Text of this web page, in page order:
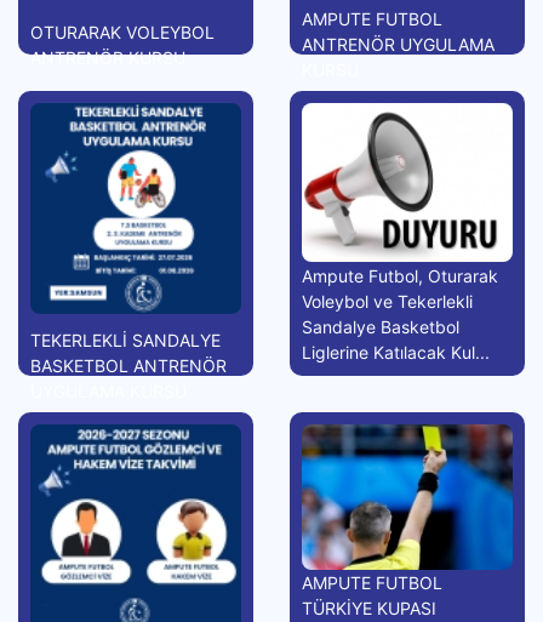
OTURARAK VOLEYBOL
ANTRENÖR KURSU
AMPUTE FUTBOL
ANTRENÖR UYGULAMA
TEKERLEKLİ SANDALYE
BASKETBOL ANTRENÖR
Ampute Futbol, Oturarak
Voleybol ve Tekerlekli
Sandalye Basketbol
Liglerine Katılacak Kul...
AMPUTE FUTBOL
TÜRKİYE KUPASI